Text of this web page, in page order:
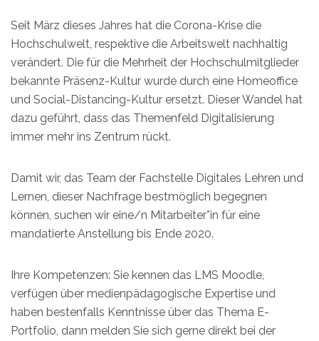
Seit März dieses Jahres hat die Corona-Krise die
Hochschulwelt, respektive die Arbeitswelt nachhaltig
verändert. Die für die Mehrheit der Hochschulmitglieder
bekannte Präsenz-Kultur wurde durch eine Homeoffice
und Social-Distancing-Kultur ersetzt. Dieser Wandel hat
dazu geführt, dass das Themenfeld Digitalisierung
immer mehr ins Zentrum rückt.
Damit wir, das Team der Fachstelle Digitales Lehren und
Lernen, dieser Nachfrage bestmöglich begegnen
können, suchen wir eine/n Mitarbeiter*in für eine
mandatierte Anstellung bis Ende 2020.
Ihre Kompetenzen: Sie kennen das LMS Moodle,
verfügen über medienpädagogische Expertise und
haben bestenfalls Kenntnisse über das Thema E-
Portfolio, dann melden Sie sich gerne direkt bei der